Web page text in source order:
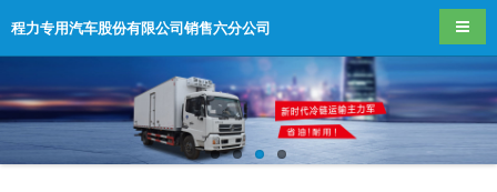
程力专用汽车股份有限公司销售六分公司 导航